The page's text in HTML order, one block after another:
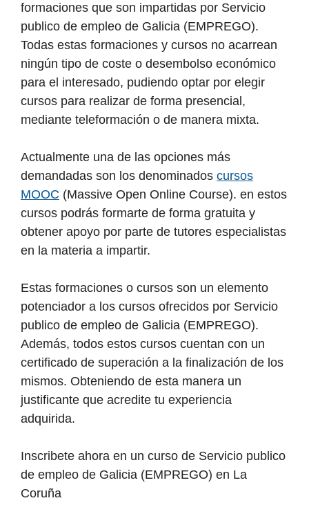
formaciones que son impartidas por Servicio
publico de empleo de Galicia (EMPREGO).
Todas estas formaciones y cursos no acarrean
ningún tipo de coste o desembolso económico
para el interesado, pudiendo optar por elegir
cursos para realizar de forma presencial,
mediante teleformación o de manera mixta.
Actualmente una de las opciones más
demandadas son los denominados cursos
MOOC (Massive Open Online Course). en estos
cursos podrás formarte de forma gratuita y
obtener apoyo por parte de tutores especialistas
en la materia a impartir.
Estas formaciones o cursos son un elemento
potenciador a los cursos ofrecidos por Servicio
publico de empleo de Galicia (EMPREGO).
Además, todos estos cursos cuentan con un
certificado de superación a la finalización de los
mismos. Obteniendo de esta manera un
justificante que acredite tu experiencia
adquirida.
Inscribete ahora en un curso de Servicio publico
de empleo de Galicia (EMPREGO) en La
Coruña